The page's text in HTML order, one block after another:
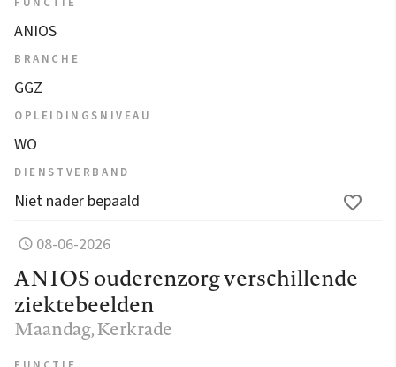
ANIOS
BRANCHE
GGZ
OPLEIDINGSNIVEAU
WO
DIENSTVERBAND
Niet nader bepaald
08-06-2026
ANIOS ouderenzorg verschillende
ziektebeelden
Maandag, Kerkrade